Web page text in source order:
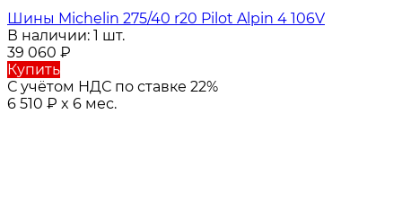
Шины Michelin 275/40 r20 Pilot Alpin 4 106V
В наличии: 1 шт.
39 060 ₽
Купить
С учётом НДС по ставке 22%
6 510 ₽ x 6 мес.